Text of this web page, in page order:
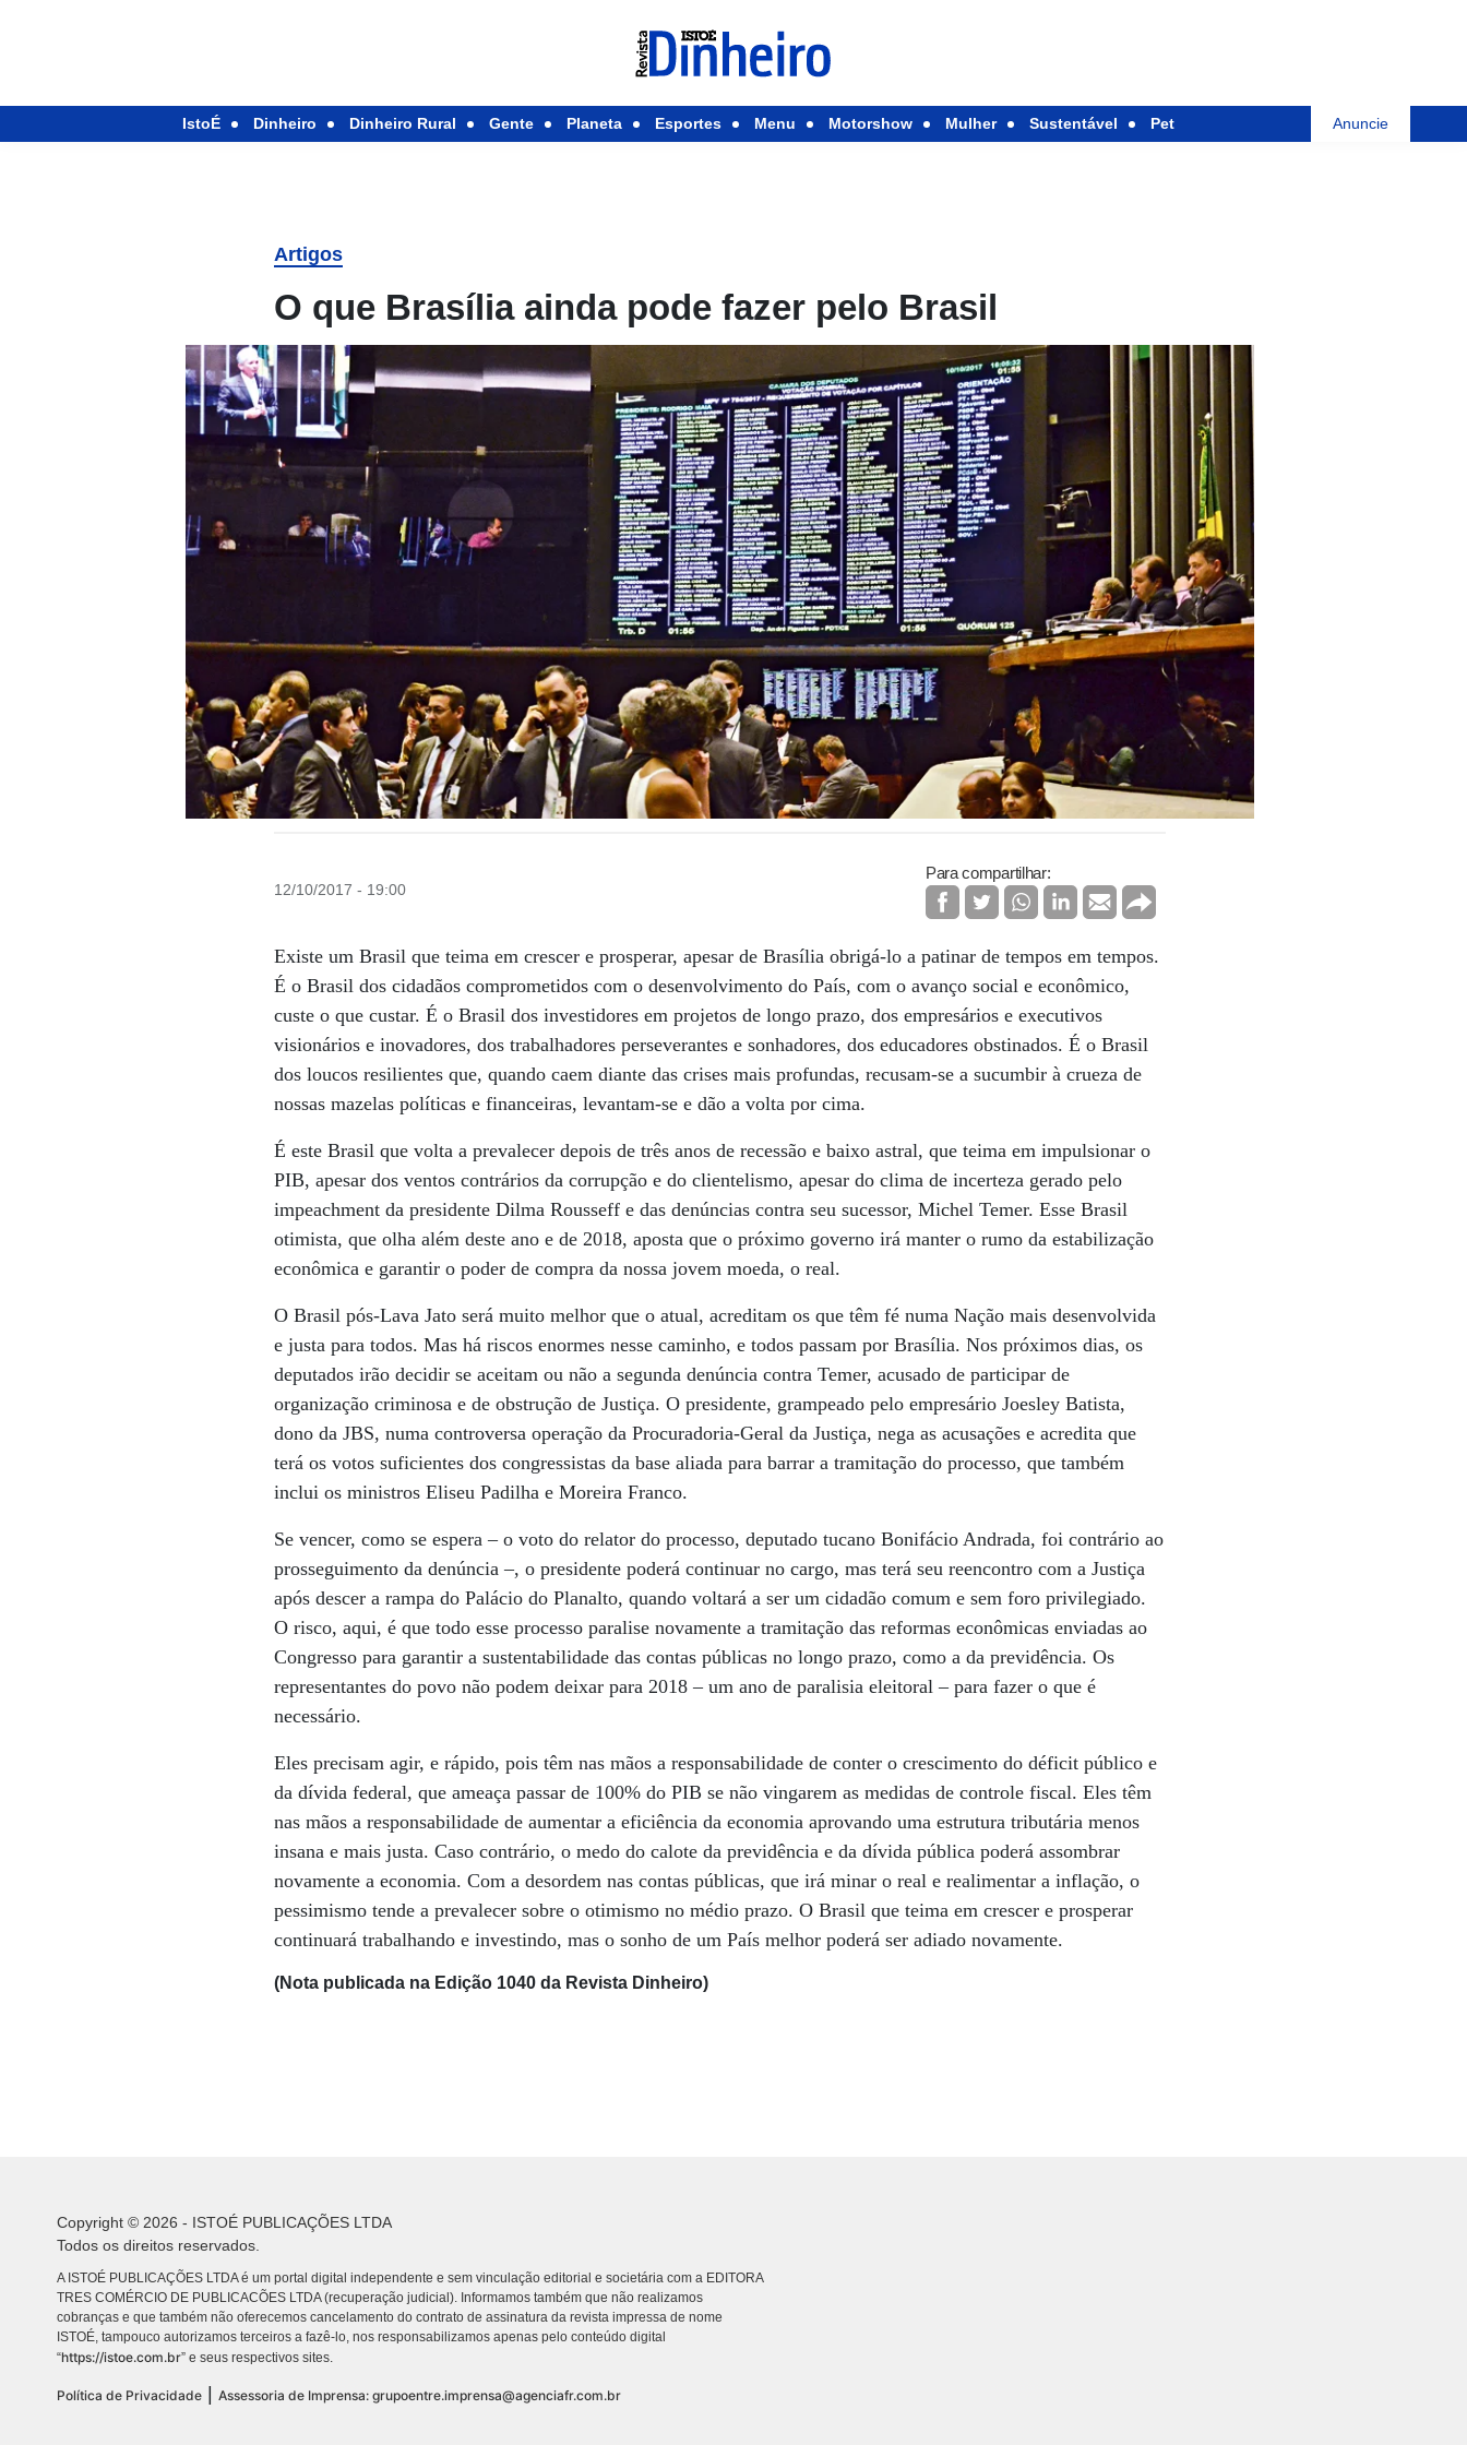
IstoÉ Dinheiro Dinheiro Rural Gente Planeta Esportes Menu Motorshow Mulher Sustentável Pet Anuncie
Artigos
O que Brasília ainda pode fazer pelo Brasil
12/10/2017 - 19:00
Para compartilhar:
Existe um Brasil que teima em crescer e prosperar, apesar de Brasília obrigá-lo a patinar de tempos em tempos.
É o Brasil dos cidadãos comprometidos com o desenvolvimento do País, com o avanço social e econômico,
custe o que custar. É o Brasil dos investidores em projetos de longo prazo, dos empresários e executivos
visionários e inovadores, dos trabalhadores perseverantes e sonhadores, dos educadores obstinados. É o Brasil
dos loucos resilientes que, quando caem diante das crises mais profundas, recusam-se a sucumbir à crueza de
nossas mazelas políticas e financeiras, levantam-se e dão a volta por cima.
É este Brasil que volta a prevalecer depois de três anos de recessão e baixo astral, que teima em impulsionar o
PIB, apesar dos ventos contrários da corrupção e do clientelismo, apesar do clima de incerteza gerado pelo
impeachment da presidente Dilma Rousseff e das denúncias contra seu sucessor, Michel Temer. Esse Brasil
otimista, que olha além deste ano e de 2018, aposta que o próximo governo irá manter o rumo da estabilização
econômica e garantir o poder de compra da nossa jovem moeda, o real.
O Brasil pós-Lava Jato será muito melhor que o atual, acreditam os que têm fé numa Nação mais desenvolvida
e justa para todos. Mas há riscos enormes nesse caminho, e todos passam por Brasília. Nos próximos dias, os
deputados irão decidir se aceitam ou não a segunda denúncia contra Temer, acusado de participar de
organização criminosa e de obstrução de Justiça. O presidente, grampeado pelo empresário Joesley Batista,
dono da JBS, numa controversa operação da Procuradoria-Geral da Justiça, nega as acusações e acredita que
terá os votos suficientes dos congressistas da base aliada para barrar a tramitação do processo, que também
inclui os ministros Eliseu Padilha e Moreira Franco.
Se vencer, como se espera – o voto do relator do processo, deputado tucano Bonifácio Andrada, foi contrário ao
prosseguimento da denúncia –, o presidente poderá continuar no cargo, mas terá seu reencontro com a Justiça
após descer a rampa do Palácio do Planalto, quando voltará a ser um cidadão comum e sem foro privilegiado.
O risco, aqui, é que todo esse processo paralise novamente a tramitação das reformas econômicas enviadas ao
Congresso para garantir a sustentabilidade das contas públicas no longo prazo, como a da previdência. Os
representantes do povo não podem deixar para 2018 – um ano de paralisia eleitoral – para fazer o que é
necessário.
Eles precisam agir, e rápido, pois têm nas mãos a responsabilidade de conter o crescimento do déficit público e
da dívida federal, que ameaça passar de 100% do PIB se não vingarem as medidas de controle fiscal. Eles têm
nas mãos a responsabilidade de aumentar a eficiência da economia aprovando uma estrutura tributária menos
insana e mais justa. Caso contrário, o medo do calote da previdência e da dívida pública poderá assombrar
novamente a economia. Com a desordem nas contas públicas, que irá minar o real e realimentar a inflação, o
pessimismo tende a prevalecer sobre o otimismo no médio prazo. O Brasil que teima em crescer e prosperar
continuará trabalhando e investindo, mas o sonho de um País melhor poderá ser adiado novamente.
(Nota publicada na Edição 1040 da Revista Dinheiro)
Copyright © 2026 - ISTOÉ PUBLICAÇÕES LTDA
Todos os direitos reservados.
A ISTOÉ PUBLICAÇÕES LTDA é um portal digital independente e sem vinculação editorial e societária com a EDITORA
TRES COMÉRCIO DE PUBLICACÕES LTDA (recuperação judicial). Informamos também que não realizamos
cobranças e que também não oferecemos cancelamento do contrato de assinatura da revista impressa de nome
ISTOÉ, tampouco autorizamos terceiros a fazê-lo, nos responsabilizamos apenas pelo conteúdo digital
“https://istoe.com.br” e seus respectivos sites.
Política de Privacidade Assessoria de Imprensa: grupoentre.imprensa@agenciafr.com.br